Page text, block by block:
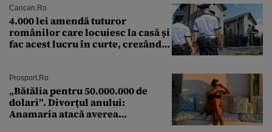
Cancan.ro
4.000 lei amendă tuturor
românilor care locuiesc la casă și
fac acest lucru în curte, crezând
Prosport.ro
„Bătălia pentru 50.000.000 de
dolari”. Divorțul anului:
Anamaria atacă averea